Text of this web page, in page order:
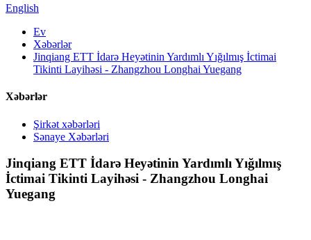
English
Ev
Xəbərlər
Jinqiang ETT İdarə Heyətinin Yardımlı Yığılmış İctimai
Tikinti Layihəsi - Zhangzhou Longhai Yuegang
Xəbərlər
Şirkət xəbərləri
Sənaye Xəbərləri
Jinqiang ETT İdarə Heyətinin Yardımlı Yığılmış
İctimai Tikinti Layihəsi - Zhangzhou Longhai
Yuegang